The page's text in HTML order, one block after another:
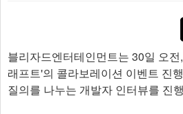
블리자드엔터테인먼트는 30일 오
래프트'의 콜라보레이션 이벤트 진
질의를 나누는 개발자 인터뷰를 진